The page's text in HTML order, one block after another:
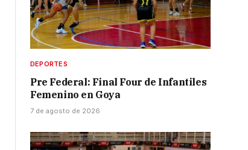
DEPORTES
Pre Federal: Final Four de Infantiles
Femenino en Goya
7 de agosto de 2026